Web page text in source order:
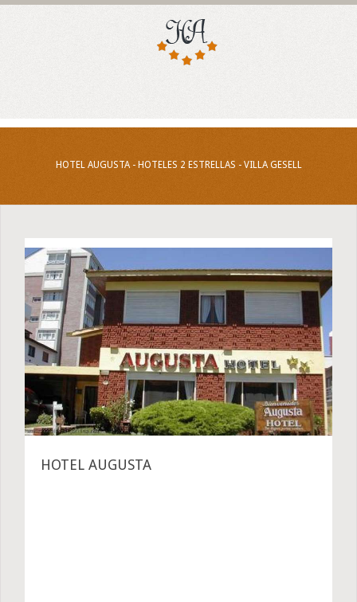
HOTEL AUGUSTA - HOTELES 2 ESTRELLAS - VILLA GESELL
HOTEL AUGUSTA